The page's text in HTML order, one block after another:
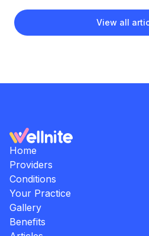
View all
Home
Providers
Conditions
Your Practice
Gallery
Benefits